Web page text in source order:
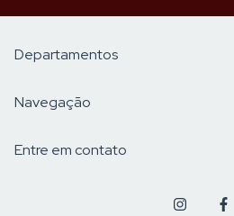
Departamentos
Navegação
Entre em contato